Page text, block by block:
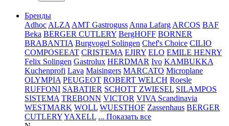
Бренды
Adhoc ALZA AMT Gastroguss Anna Lafarg ARCOS BAF
Beka BERGER CUTLERY BergHOFF BORNER
BRABANTIA Burgvogel Solingen Chef's Choice CILIO
COMPOSEEAT CRISTEMA EJIRY ELO EMILE HENRY
Felix Solingen Gastrolux HERDMAR Ivo KAMBUKKA
Kuchenprofi Lava Maisingers MARCATO Microplane
OLYMPIA PEUGEOT ROBERT WELCH Roesle
RUFFONI SABATIER SCHOTT ZWIESEL SILAMPOS
SISTEMA TREBONN VICTOR VIVA Scandinavia
WESTMARK WOLL WUESTHOF Zassenhaus BERGER
CUTLERYYAXELL ... Показать все